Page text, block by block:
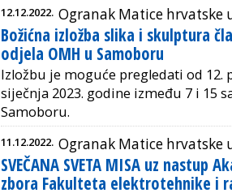
12.12.2022. Ogranak Matice hrvatske
Božićna izložba slika i skulptura
odjela OMH u Samoboru
Izložbu je moguće pregledati od 12.
siječnja 2023. godine između 7 i 15
Samoboru.
11.12.2022. Ogranak Matice hrvatske
SVEČANA SVETA MISA uz nastup
zbora Fakulteta elektrotehnike i